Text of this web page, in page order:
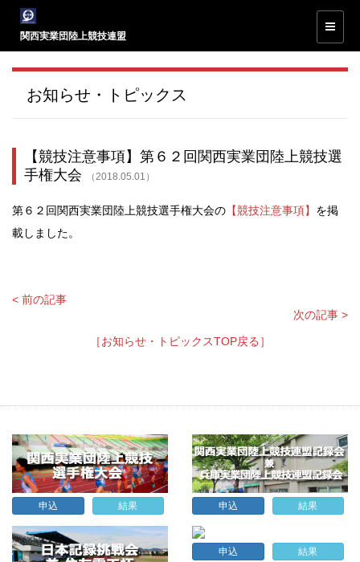
関西実業団陸上競技連盟
お知らせ・トピックス
【競技注意事項】第６２回関西実業団陸上競技選
手権大会
（2018.05.01）
第６２回関西実業団陸上競技選手権大会の 【競技注意事項】 を掲
載しました。
< 前の記事
次の記事 >
［お知らせ・トピックスTOP戻る］
申込 結果 申込 結果
申込 結果